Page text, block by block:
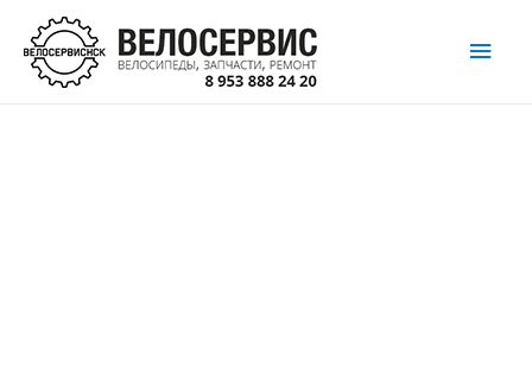
Перейти
содержимому